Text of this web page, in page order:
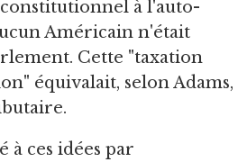
à l'auto-
Américain n'était
Cette "taxation
équivalait, selon Adams,
à ces idées par